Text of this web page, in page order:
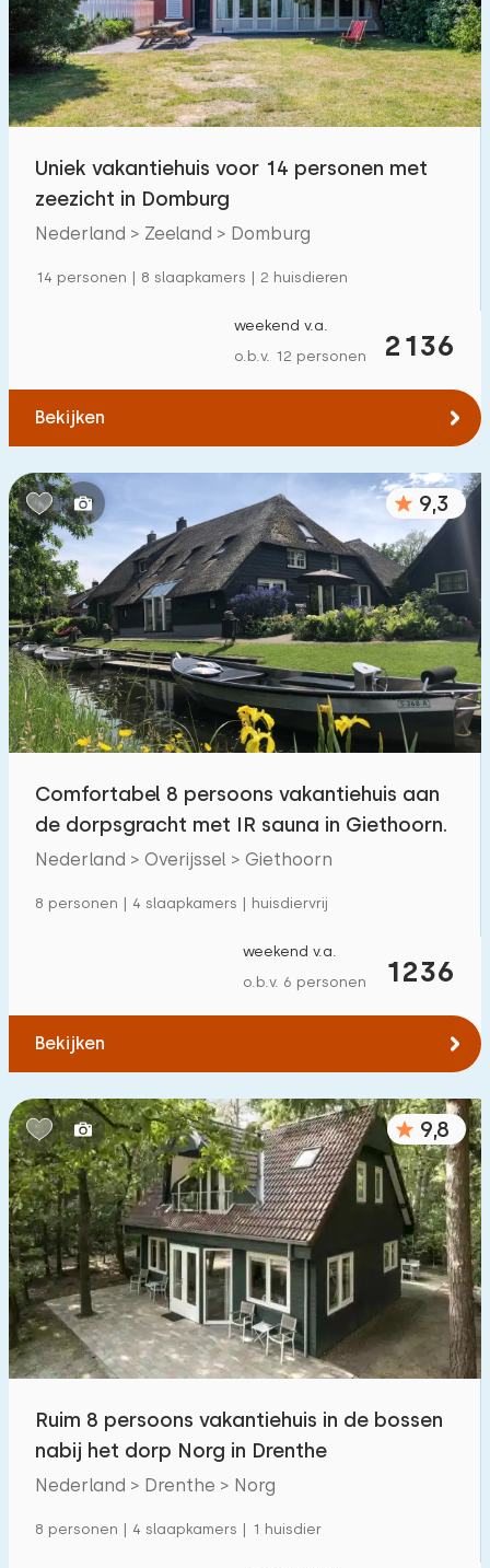
Zwembad 33
Omheinde tuin 334
Huisdiervrij 700 +
Oplaadpunt auto
€ 0 — € 1000+
Slaapkamers:
1 3 4 5
Badkamers:
1 2 3 4 5
Afstanden
Tot zee(max. aantal km):
Tot bos(max. aantal km):
10 20
1 2
Tot openbaar vervoer(max. aantal km):
0,2 0,5 1 2 5
Accommodatie
Niet op vakantiepark 1200 +
Op vakantiepark 0
Vrijstaande woning
Vakantieboerderij
Villa
Uniek vakantiehuis voor 14 personen met
zeezicht in Domburg
Nederland > Zeeland > Domburg
14 personen | 8 slaapkamers | 2 huisdieren
2136
weekend v.a.
o.b.v. 12 personen
Bekijken
9,3
Comfortabel 8 persoons vakantiehuis aan
de dorpsgracht met IR sauna in Giethoorn.
Nederland > Overijssel > Giethoorn
8 personen | 4 slaapkamers | huisdiervrij
1236
weekend v.a.
o.b.v. 6 personen
Bekijken
9,8
Ruim 8 persoons vakantiehuis in de bossen
nabij het dorp Norg in Drenthe
Nederland > Drenthe > Norg
8 personen | 4 slaapkamers | 1 huisdier